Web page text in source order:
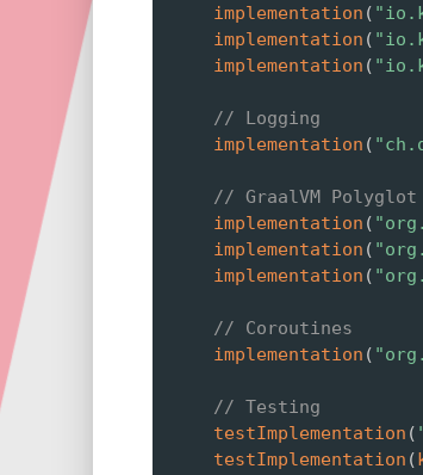
implementation (
implementation (
implementation (
// Logging
implementation (
// GraalVM
implementation (
implementation (
implementation (
// Coroutines
implementation (
// Testing
testImplementation (
testImplementation (